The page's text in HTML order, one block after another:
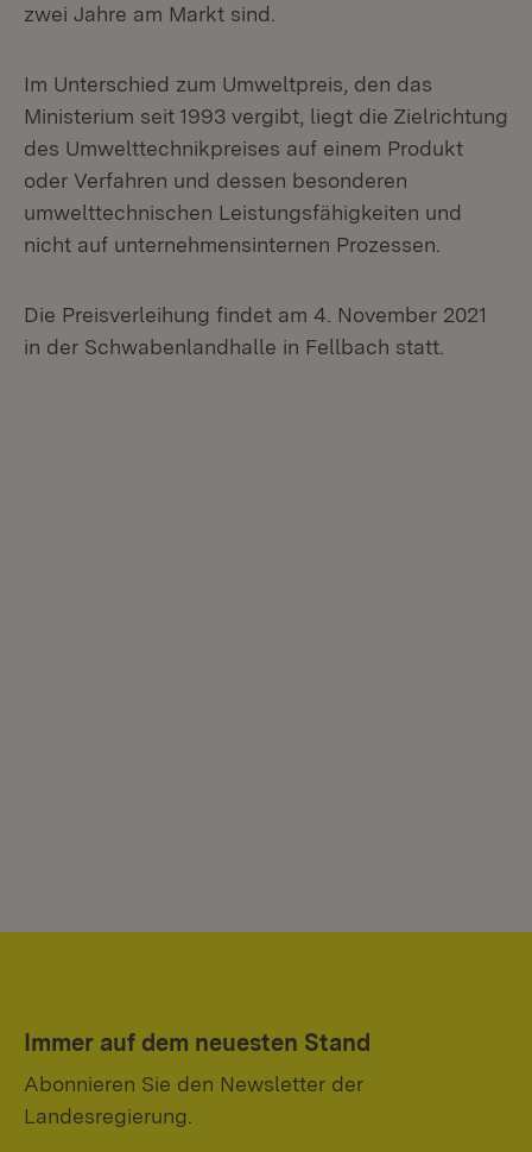
zwei Jahre am Markt sind.
Im Unterschied zum Umweltpreis, den das
Ministerium seit 1993 vergibt, liegt die Zielrichtung
des Umwelttechnikpreises auf einem Produkt
oder Verfahren und dessen besonderen
umwelttechnischen Leistungsfähigkeiten und
nicht auf unternehmensinternen Prozessen.
Die Preisverleihung findet am 4. November 2021
in der Schwabenlandhalle in Fellbach statt.
Immer auf dem neuesten Stand
Abonnieren Sie den Newsletter der
Landesregierung.